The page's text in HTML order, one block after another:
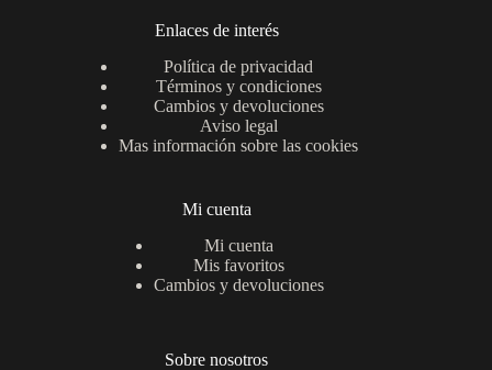
Enlaces de interés
Política de privacidad
Términos y condiciones
Cambios y devoluciones
Aviso legal
Mas información sobre las cookies
Mi cuenta
Mi cuenta
Mis favoritos
Cambios y devoluciones
Sobre nosotros